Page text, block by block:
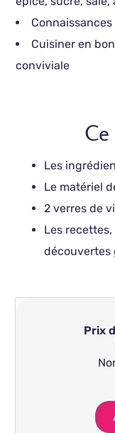
Cuisiner en
conviviale
Les
Le matériel
2 verres de
Les
découvertes
Prix